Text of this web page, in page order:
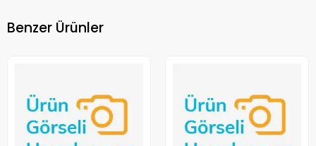
Benzer Ürünler